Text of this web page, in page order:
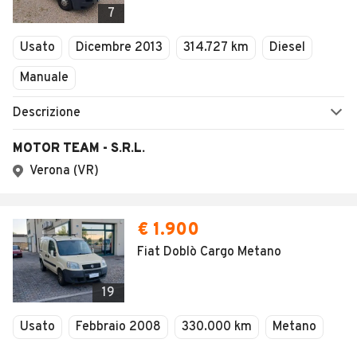
7
Usato Dicembre 2013 314.727 km
Diesel
Manuale
Descrizione
MOTOR TEAM - S.R.L.
Verona (VR)
19
€ 1.900
Fiat Doblò Cargo Metano
Usato Febbraio 2008 330.000 km
Metano